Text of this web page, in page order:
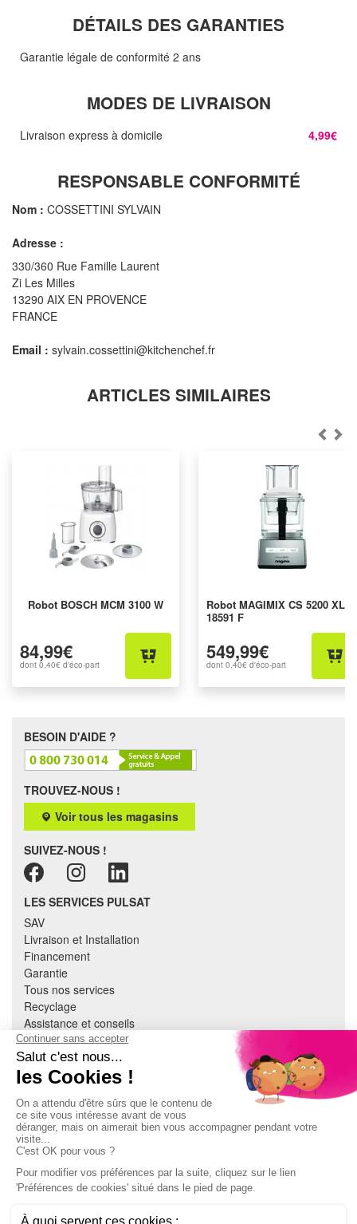
DÉTAILS DES GARANTIES
Garantie légale de conformité 2 ans
MODES DE LIVRAISON
Livraison express à domicile 4,99€
RESPONSABLE CONFORMITÉ
Nom : COSSETTINI SYLVAIN
Adresse :
330/360 Rue Famille Laurent
Zi Les Milles
13290 AIX EN PROVENCE
FRANCE
Email : sylvain.cossettini@kitchenchef.fr
ARTICLES SIMILAIRES
Robot BOSCH MCM 3100 W
84,99€
dont 0,40€ d'éco-part
Robot MAGIMIX CS 5200 XL
18591 F
549,99€
dont 0,40€ d'éco-part
BESOIN D'AIDE ?
TROUVEZ-NOUS !
Voir tous les magasins
SUIVEZ-NOUS !
LES SERVICES PULSAT
SAV
Livraison et Installation
Financement
Garantie
Tous nos services
Recyclage
Assistance et conseils
Cuisine équipée
Literie
Nous contacter
À PROPOS
CGV
Mentions légales
Données personnelles
Devenir adhérent
EN SAVOIR PLUS